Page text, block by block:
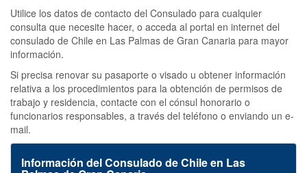
Utilice los datos de contacto del Consulado para cualquier
consulta que necesite hacer, o acceda al portal en internet del
consulado de Chile en Las Palmas de Gran Canaria para mayor
información.
Si precisa renovar su pasaporte o visado u obtener información
relativa a los procedimientos para la obtención de permisos de
trabajo y residencia, contacte con el cónsul honorario o
funcionarios responsables, a través del teléfono o enviando un e-
mail.
Información del Consulado de Chile en Las